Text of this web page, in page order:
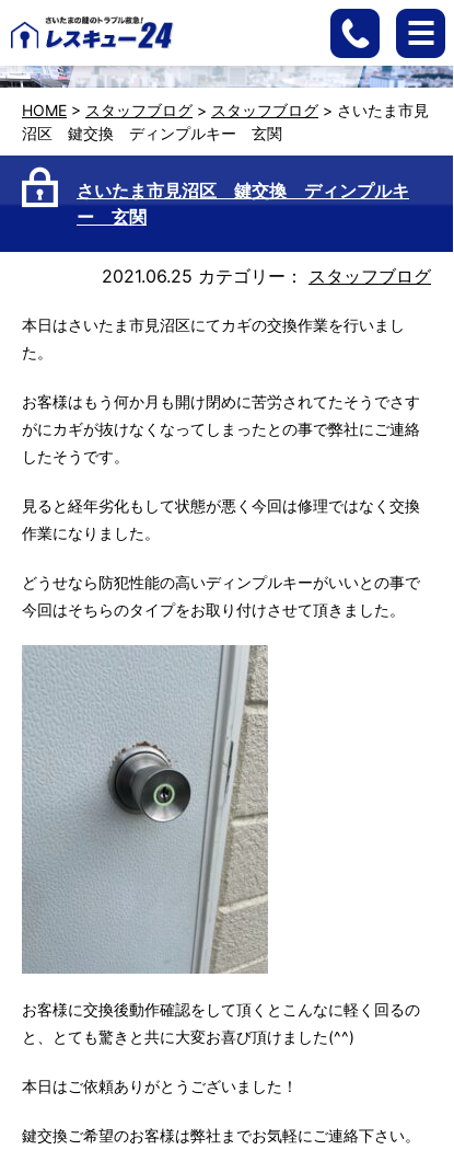
HOME > スタッフブログ > スタッフブログ > さいたま市見
沼区 鍵交換 ディンプルキー 玄関
さいたま市見沼区 鍵交換 ディンプルキ
ー 玄関
2021.06.25 カテゴリー： スタッフブログ
本日はさいたま市見沼区にてカギの交換作業を行いまし
た。
お客様はもう何か月も開け閉めに苦労されてたそうでさす
がにカギが抜けなくなってしまったとの事で弊社にご連絡
したそうです。
見ると経年劣化もして状態が悪く今回は修理ではなく交換
作業になりました。
どうせなら防犯性能の高いディンプルキーがいいとの事で
今回はそちらのタイプをお取り付けさせて頂きました。
お客様に交換後動作確認をして頂くとこんなに軽く回るの
と、とても驚きと共に大変お喜び頂けました(^^)
本日はご依頼ありがとうございました！
鍵交換ご希望のお客様は弊社までお気軽にご連絡下さい。